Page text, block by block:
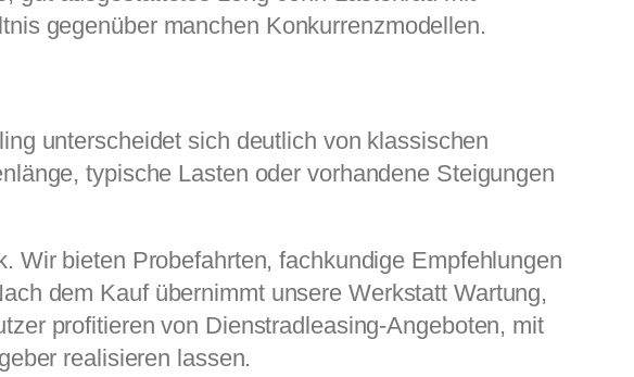
gegenüber manchen Konkurrenzmodellen.
unterscheidet sich deutlich von klassischen
typische Lasten oder vorhandene Steigungen
Wir bieten Probefahrten, fachkundige Empfehlungen
dem Kauf übernimmt unsere Werkstatt Wartung,
profitieren von Dienstradleasing-Angeboten, mit
realisieren lassen.